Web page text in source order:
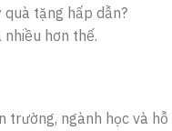
tặng hấp dẫn?
hơn thế.
trường, ngành học và